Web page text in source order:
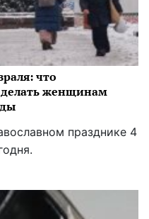
что
делать женщинам
празднике 4